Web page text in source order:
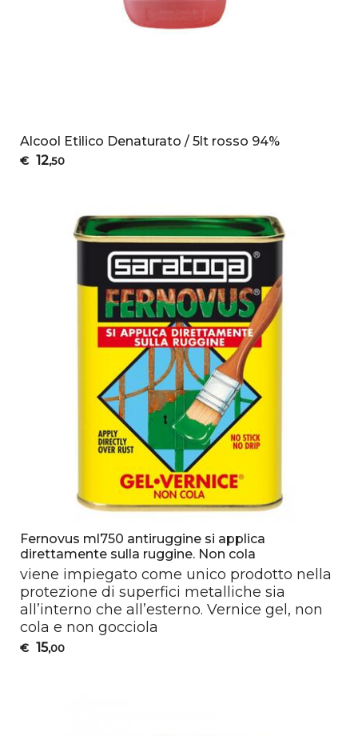
Alcool Etilico Denaturato / 5lt rosso 94%
€ 12,50
Fernovus ml750 antiruggine si applica
direttamente sulla ruggine. Non cola
viene impiegato come unico prodotto nella
protezione di superfici metalliche sia
all’interno che all’esterno. Vernice gel, non
cola e non gocciola
€ 15,00